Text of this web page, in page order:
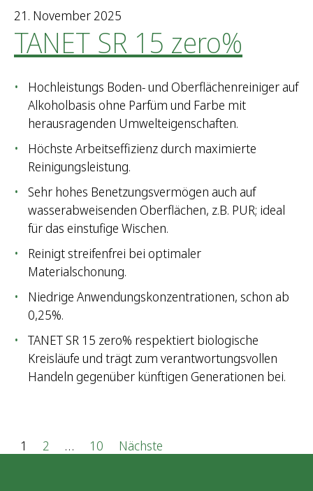
21. November 2025
TANET SR 15 zero%
Hochleistungs Boden- und Oberflächenreiniger auf
Alkoholbasis ohne Parfüm und Farbe mit
herausragenden Umwelteigenschaften.
Höchste Arbeitseffizienz durch maximierte
Reinigungsleistung.
Sehr hohes Benetzungsvermögen auch auf
wasserabweisenden Oberflächen, z.B. PUR; ideal
für das einstufige Wischen.
Reinigt streifenfrei bei optimaler
Materialschonung.
Niedrige Anwendungskonzentrationen, schon ab
0,25%.
TANET SR 15 zero% respektiert biologische
Kreisläufe und trägt zum verantwortungsvollen
Handeln gegenüber künftigen Generationen bei.
S1 2 … 10 Nächste